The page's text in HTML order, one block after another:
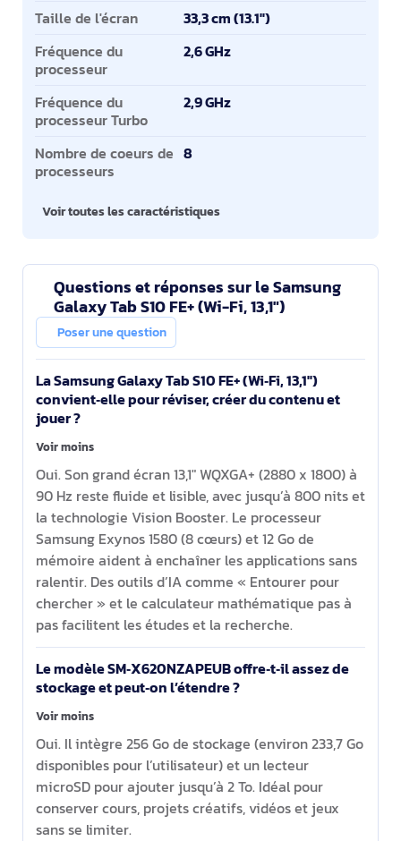
Taille de l'écran
33,3 cm (13.1")
Fréquence du
processeur
2,6 GHz
Fréquence du
processeur Turbo
2,9 GHz
Nombre de coeurs de
processeurs
8
Voir toutes les caractéristiques
Questions et réponses sur le Samsung
Galaxy Tab S10 FE+ (Wi-Fi, 13,1")
Poser une question
La Samsung Galaxy Tab S10 FE+ (Wi‑Fi, 13,1")
convient‑elle pour réviser, créer du contenu et
jouer ?
Voir moins
Oui. Son grand écran 13,1" WQXGA+ (2880 x 1800) à
90 Hz reste fluide et lisible, avec jusqu’à 800 nits et
la technologie Vision Booster. Le processeur
Samsung Exynos 1580 (8 cœurs) et 12 Go de
mémoire aident à enchaîner les applications sans
ralentir. Des outils d’IA comme « Entourer pour
chercher » et le calculateur mathématique pas à
pas facilitent les études et la recherche.
Le modèle SM‑X620NZAPEUB offre‑t‑il assez de
stockage et peut‑on l’étendre ?
Voir moins
Oui. Il intègre 256 Go de stockage (environ 233,7 Go
disponibles pour l’utilisateur) et un lecteur
microSD pour ajouter jusqu’à 2 To. Idéal pour
conserver cours, projets créatifs, vidéos et jeux
sans se limiter.